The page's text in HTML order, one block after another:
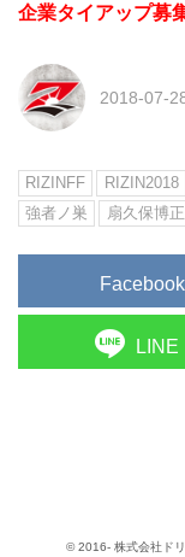
企業タイアップ募
2018-07-
RIZINFF RIZIN2018
強者ノ巣
扇久保博正
Facebook
LINE
© 2016- 株式会社ド